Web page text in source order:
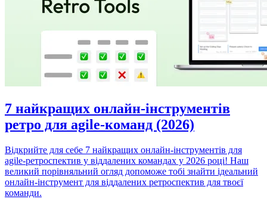
7 найкращих онлайн-інструментів
ретро для agile-команд (2026)
Відкрийте для себе 7 найкращих онлайн-інструментів для
agile-ретроспектив у віддалених командах у 2026 році! Наш
великий порівняльний огляд допоможе тобі знайти ідеальний
онлайн-інструмент для віддалених ретроспектив для твоєї
команди.